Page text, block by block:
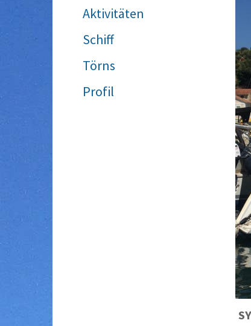
Aktivitäten
Schiff
Törns
Profil
SY